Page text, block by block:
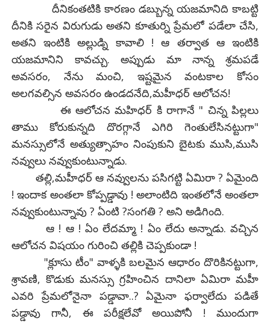
దీనికంతటికి కారణం డబ్బున్న యజమానిది కాబట్టి
దీనికి సరైన విరుగుడు అతని కూతుర్ని ప్రేమలో పడేలా చేసి,
అతని ఇంటికి అల్లుడ్ని కావాలి ! ఆ తర్వాత ఆ ఇంటికి
యజమానిని కావచ్చు. అప్పుడు మా నాన్న శ్రమపడే
అవసరం, నేను మంచి, ఇష్టమైన వంటకాల కోసం
అలగవల్సిన అవసరం ఉండదనేది,మహీధర్ ఆలోచన!
ఈ ఆలోచన మహిధర్ కి రాగానే " చిన్న పిల్లలు
తాము కోరుకున్నది దొరగ్గానే ఎగిరి గెంతులేసినట్టుగా"
మనస్సులోనే అత్యుత్సాహం నింపుకుని బైటకు ముసి,ముసి
నవ్వులు నవ్వుకుంటున్నాడు.
తల్లి,మహీధర్ ఆ నవ్వులను పసిగట్టి ఏమిరా ? ఏమైంది
! ఇందాక అంతలా కోప్పడ్డావు ! అలాంటిది ఇంతలోనే అంతలా
నవ్వుకుంటున్నావు ? ఏంటి ?సంగతి ? అని అడిగింది.
ఆ ! ఆ ! ఏం లేదమ్మా ! ఏం లేదు అన్నాడు. వచ్చిన
ఆలోచన విషయం గురించి తల్లికి చెప్పకుండా !
"క్లూసు టీం" వాళ్ళకి బలమైన ఆధారం దొరికినట్టుగా,
శ్రావణి, కొడుకు మనస్సు గ్రహించిన దానిలా ఏమిరా మహీ
ఎవరి ప్రేమలోనైనా పడ్డావా..? ఏమైనా ఫర్వాలేదు పడితే
పడ్డావు గానీ, ఈ పరీక్షలేవో అయిపోనీ ! ముందుగా